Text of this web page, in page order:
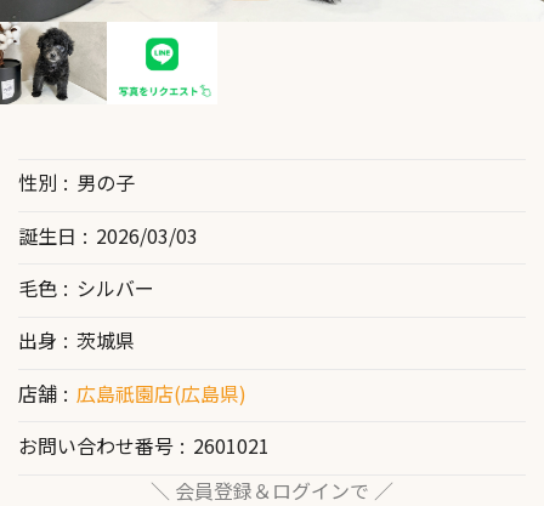
性別
男の子
誕生日
2026/03/03
毛色
シルバー
出身
茨城県
店舗
広島祇園店(広島県)
お問い合わせ番号
2601021
＼ 会員登録＆ログインで ／